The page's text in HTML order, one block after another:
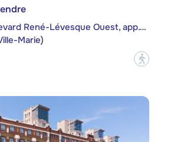
1400, boulevard René-Lévesque Ouest, app. 2511
Marie)
?